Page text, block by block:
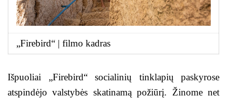
„Firebird“ | filmo kadras
Išpuoliai „Firebird“ socialinių tinklapių paskyrose
atspindėjo valstybės skatinamą požiūrį. Žinome net